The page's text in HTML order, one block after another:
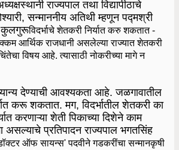
राज्यपाल तथा विद्यापीठाचे
सन्माननीय अतिथी म्हणून पद्मश्री
कुलगुरूविदर्भाचे शेतकरी निर्यात करु शकतात -
आर्थिक राजधानी असलेल्या राज्यात शेतकरी
विषय आहे. त्यासाठी नोकरीच्या मागे न
देण्याची आवश्यकता आहे. जळगावातील
करू शकतात. मग, विदर्भातील शेतकरी का
करणाऱ्या शेती पिकाच्या दिशेने काम
प्रतिपादन राज्यपाल भगतसिंह
ऑफ सायन्स' पदवीने गडकरींचा सन्मानकृषी